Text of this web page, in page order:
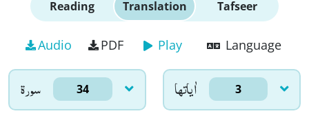
Reading Translation Tafseer
Audio PDF Play Language
سورۃ 34 اٰياتها 3